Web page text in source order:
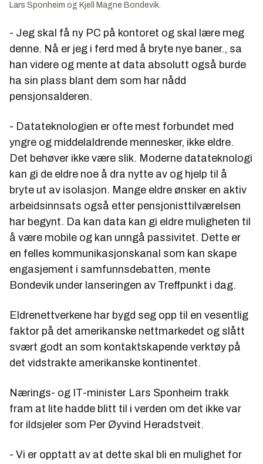
Lars Sponheim og Kjell Magne Bondevik.
- Jeg skal få ny PC på kontoret og skal lære meg
denne. Nå er jeg i ferd med å bryte nye baner., sa
han videre og mente at data absolutt også burde
ha sin plass blant dem som har nådd
pensjonsalderen.
- Datateknologien er ofte mest forbundet med
yngre og middelaldrende mennesker, ikke eldre.
Det behøver ikke være slik. Moderne datateknologi
kan gi de eldre noe å dra nytte av og hjelp til å
bryte ut av isolasjon. Mange eldre ønsker en aktiv
arbeidsinnsats også etter pensjonisttilværelsen
har begynt. Da kan data kan gi eldre muligheten til
å være mobile og kan unngå passivitet. Dette er
en felles kommunikasjonskanal som kan skape
engasjement i samfunnsdebatten, mente
Bondevik under lanseringen av Treffpunkt i dag.
Eldrenettverkene har bygd seg opp til en vesentlig
faktor på det amerikanske nettmarkedet og slått
svært godt an som kontaktskapende verktøy på
det vidstrakte amerikanske kontinentet.
Nærings- og IT-minister Lars Sponheim trakk
fram at lite hadde blitt til i verden om det ikke var
for ildsjeler som Per Øyvind Heradstveit.
- Vi er opptatt av at dette skal bli en mulighet for